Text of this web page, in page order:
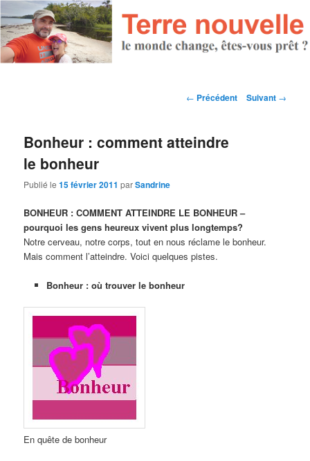
Navigation des articles
← Précédent Suivant →
Bonheur : comment atteindre
le bonheur
Publié le15 février 2011 parSandrine
BONHEUR : COMMENT ATTEINDRE LE BONHEUR –
pourquoi les gens heureux vivent plus longtemps?
Notre cerveau, notre corps, tout en nous réclame le bonheur.
Mais comment l’atteindre. Voici quelques pistes.
Bonheur : où trouver le bonheur
En quête de bonheur